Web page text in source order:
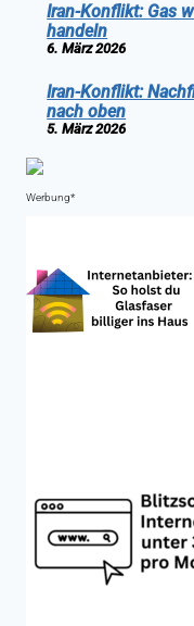
Iran-Konflikt: Gas
handeln
6. März 2026
Iran-Konflikt:
nach oben
5. März 2026
Werbung*